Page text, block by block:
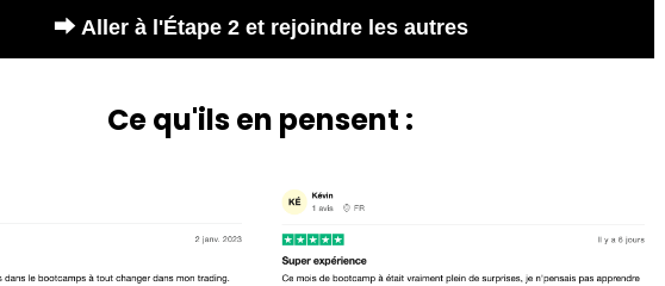
⮕ Aller à l'Étape 2 et rejoindre les autres
Ce qu'ils en pensent :